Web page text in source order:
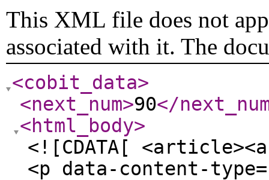
This XML file does not
associated with it. The
<cobit_data>
<next_num>90</
<html_body>
<![CDATA[
<p data-content-